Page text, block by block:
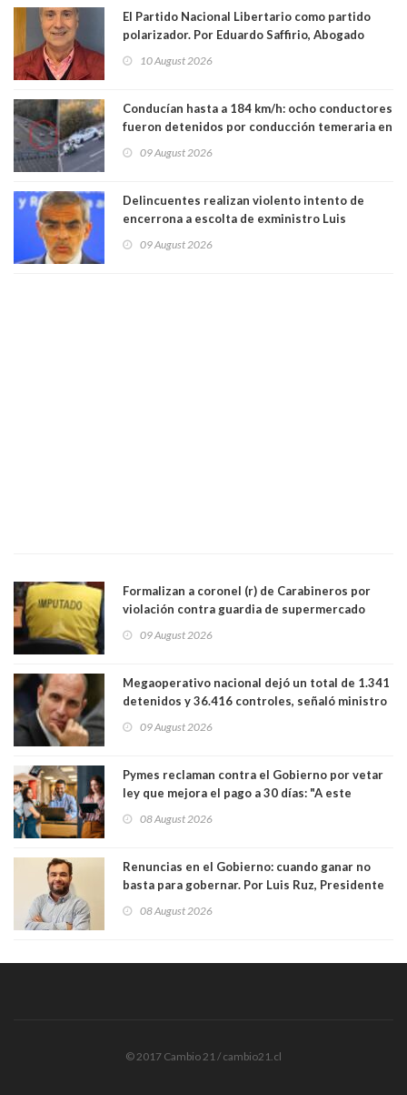
El Partido Nacional Libertario como partido
polarizador. Por Eduardo Saffirio, Abogado
10 August 2026
Conducían hasta a 184 km/h: ocho conductores
fueron detenidos por conducción temeraria en
09 August 2026
Delincuentes realizan violento intento de
encerrona a escolta de exministro Luis
Lo Espejo
09 August 2026
Formalizan a coronel (r) de Carabineros por
violación contra guardia de supermercado
09 August 2026
Megaoperativo nacional dejó un total de 1.341
detenidos y 36.416 controles, señaló ministro
09 August 2026
Pymes reclaman contra el Gobierno por vetar
ley que mejora el pago a 30 días: "A este
medianas empresas"
08 August 2026
Renuncias en el Gobierno: cuando ganar no
basta para gobernar. Por Luis Ruz, Presidente
08 August 2026
© 2017 Cambio 21 / cambio21.cl